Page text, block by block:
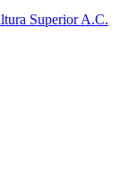
Superior A.C.